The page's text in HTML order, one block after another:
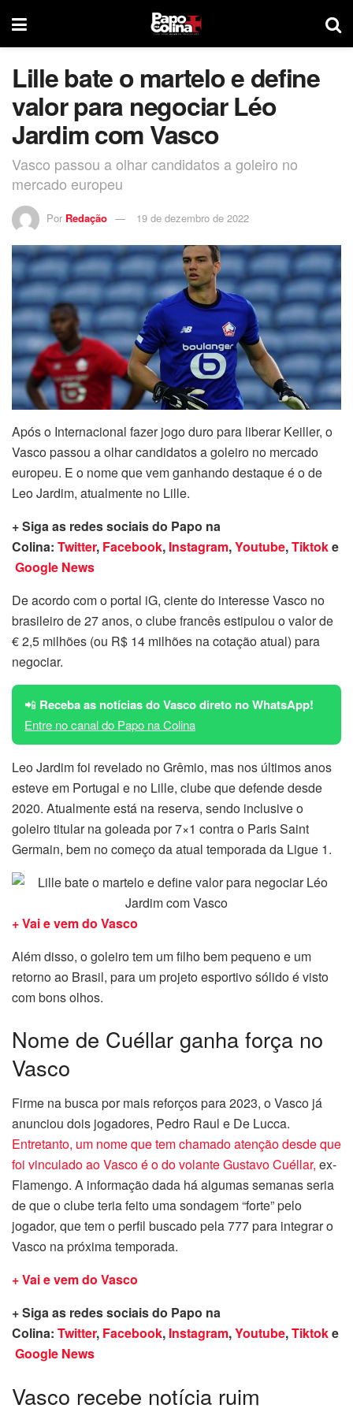
Lille bate o martelo e define
valor para negociar Léo
Jardim com Vasco
Vasco passou a olhar candidatos a goleiro no
mercado europeu
Por Redação 19 de dezembro de 2022
Após o Internacional fazer jogo duro para liberar Keiller, o
Vasco passou a olhar candidatos a goleiro no mercado
europeu. E o nome que vem ganhando destaque é o de
Leo Jardim, atualmente no Lille.
+ Siga as redes sociais do Papo na
Colina: Twitter, Facebook, Instagram,Youtube,Tiktoke
Google News
De acordo com o portal iG, ciente do interesse Vasco no
brasileiro de 27 anos, o clube francês estipulou o valor de
€ 2,5 milhões (ou R$ 14 milhões na cotação atual) para
negociar.
📲 Receba as notícias do Vasco direto no WhatsApp!
Entre no canal do Papo na Colina
Leo Jardim foi revelado no Grêmio, mas nos últimos anos
esteve em Portugal e no Lille, clube que defende desde
2020. Atualmente está na reserva, sendo inclusive o
goleiro titular na goleada por 7×1 contra o Paris Saint
Germain, bem no começo da atual temporada da Ligue 1.
+ Vai e vem do Vasco
Além disso, o goleiro tem um filho bem pequeno e um
retorno ao Brasil, para um projeto esportivo sólido é visto
com bons olhos.
Nome de Cuéllar ganha força no
Vasco
Firme na busca por mais reforços para 2023, o Vasco já
anunciou dois jogadores, Pedro Raul e De Lucca.
Entretanto, um nome que tem chamado atenção desde que
foi vinculado ao Vasco é o do volante Gustavo Cuéllar, ex-
Flamengo. A informação dada há algumas semanas seria
de que o clube teria feito uma sondagem “forte” pelo
jogador, que tem o perfil buscado pela 777 para integrar o
Vasco na próxima temporada.
+ Vai e vem do Vasco
+ Siga as redes sociais do Papo na
Colina: Twitter, Facebook, Instagram,Youtube,Tiktoke
Google News
Vasco recebe notícia ruim